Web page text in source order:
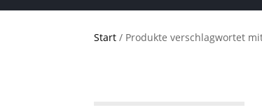
Start / Produkte verschlagwortet mit